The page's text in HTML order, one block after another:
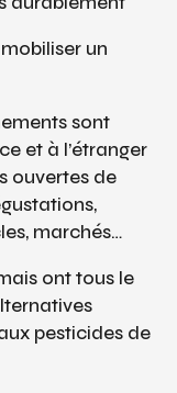
un
sont
et à l’étranger
ouvertes de
marchés…
ont tous le
pesticides de